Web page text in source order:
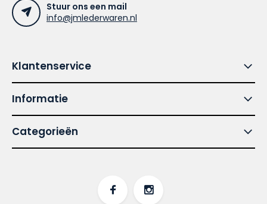
Stuur ons een mail
info@jmlederwaren.nl
Klantenservice
Informatie
Categorieën